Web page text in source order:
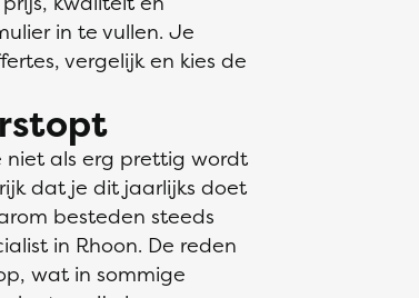
in te vullen. Je
vergelijk en kies de
niet als erg prettig wordt
dat je dit jaarlijks doet
besteden steeds
in Rhoon. De reden
wat in sommige